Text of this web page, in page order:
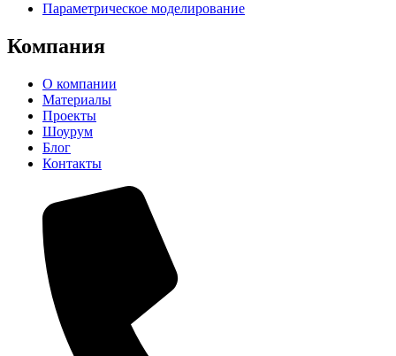
Параметрическое моделирование
Компания
О компании
Материалы
Проекты
Шоурум
Блог
Контакты